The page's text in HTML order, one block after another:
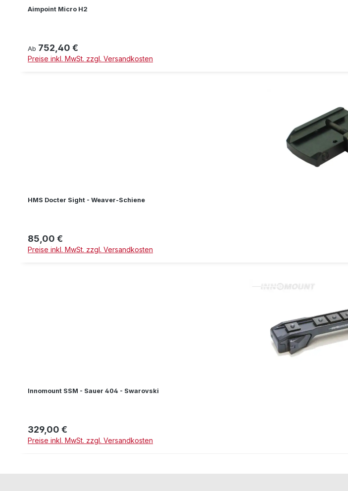
Aimpoint Micro H2
Regulärer Preis:
Ab 752,40 €
Preise inkl. MwSt. zzgl. Versandkosten
HMS Docter Sight - Weaver-Schiene
Regulärer Preis:
85,00 €
Preise inkl. MwSt. zzgl. Versandkosten
Innomount SSM - Sauer 404 - Swarovski
Regulärer Preis:
329,00 €
Preise inkl. MwSt. zzgl. Versandkosten